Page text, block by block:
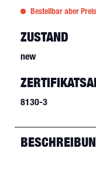
Bestellbar aber
ZUSTAND
new
8130-3